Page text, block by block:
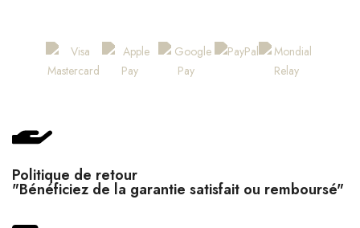
Politique de retour
"Bénéficiez de la garantie satisfait ou remboursé"